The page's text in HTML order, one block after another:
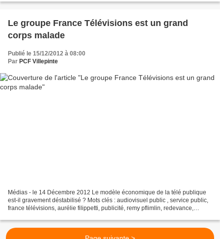
Le groupe France Télévisions est un grand
corps malade
Publié le 15/12/2012 à 08:00
Par PCF Villepinte
Médias - le 14 Décembre 2012 Le modèle économique de la télé publique
est-il gravement déstabilisé ? Mots clés : audiovisuel public , service public,
france télévisions, aurélie filippetti, publicité, remy pflimlin, redevance,